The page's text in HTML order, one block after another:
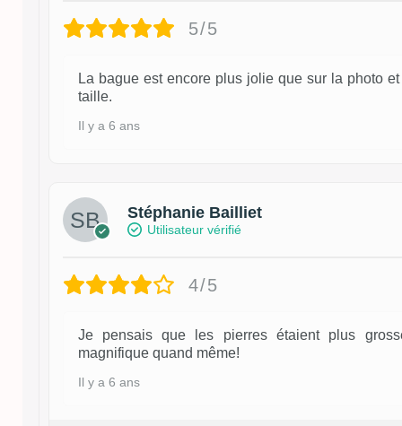
5/5
La bague est encore plus jolie que sur la photo
taille.
Il y a 6 ans
Stéphanie Bailliet
Utilisateur vérifié
4/5
Je pensais que les pierres étaient plus
magnifique quand même!
Il y a 6 ans